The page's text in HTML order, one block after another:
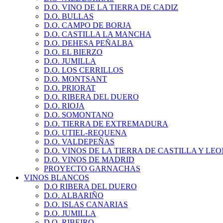
D.O. VINO DE LA TIERRA DE CADIZ
D.O. BULLAS
D.O. CAMPO DE BORJA
D.O. CASTILLA LA MANCHA
D.O. DEHESA PEÑALBA
D.O. EL BIERZO
D.O. JUMILLA
D.O. LOS CERRILLOS
D.O. MONTSANT
D.O. PRIORAT
D.O. RIBERA DEL DUERO
D.O. RIOJA
D.O. SOMONTANO
D.O. TIERRA DE EXTREMADURA
D.O. UTIEL-REQUENA
D.O. VALDEPEÑAS
D.O. VINOS DE LA TIERRA DE CASTILLA Y
D.O. VINOS DE MADRID
PROYECTO GARNACHAS
VINOS BLANCOS
D.O RIBERA DEL DUERO
D.O. ALBARIÑO
D.O. ISLAS CANARIAS
D.O. JUMILLA